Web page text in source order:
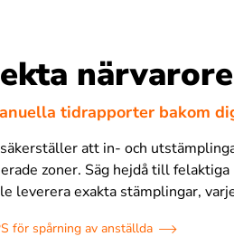
tidrapporter bakom
att in- och
zoner. Säg hejdå till
leverera exakta stämplingar,
för spårning av anställda